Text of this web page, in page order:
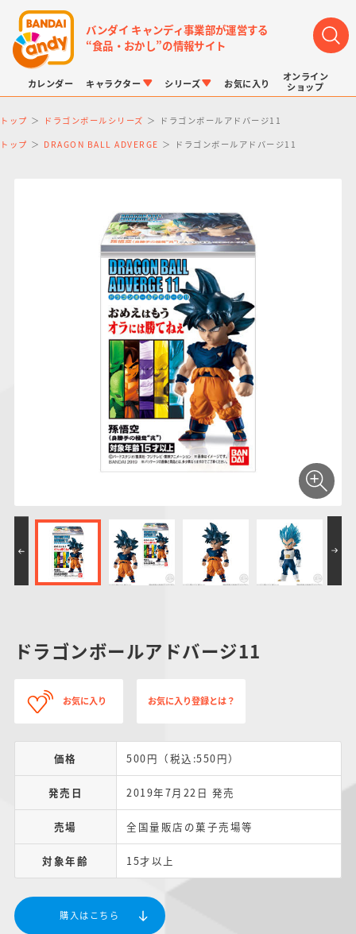
バンダイ キャンディ事業部が運営する
“食品・おかし”の情報サイト
カレンダー キャラクター
LINK TRAVELERS
仮面ライダーシリー
PROJECT R.E.D.・
スーパー戦隊シリー
ズ
プリキュアシリーズ
ガンダムシリーズ
ポケットモンスター
ドラゴンボール
アンパンマン
サンリオキャラクタ
ーズ
シリーズ
チョコボックス
つりグミ
チョコサプ
にふぉるめーしょん
＆スクエアシール
SMPシリーズ
ポケモンキッズ
ポケモンスケールワ
キャラデコ
お気に入り
オンライン
ショップ
トップ ドラゴンボールシリーズ ドラゴンボールアドバージ11
トップ DRAGON BALL ADVERGE ドラゴンボールアドバージ11
ドラゴンボールアドバージ11
お気に入り お気に入り登録とは？
価格 500円（税込:550円）
発売日 2019年7月22日 発売
売場 全国量販店の菓子売場等
対象年齢 15才以上
購入はこちら